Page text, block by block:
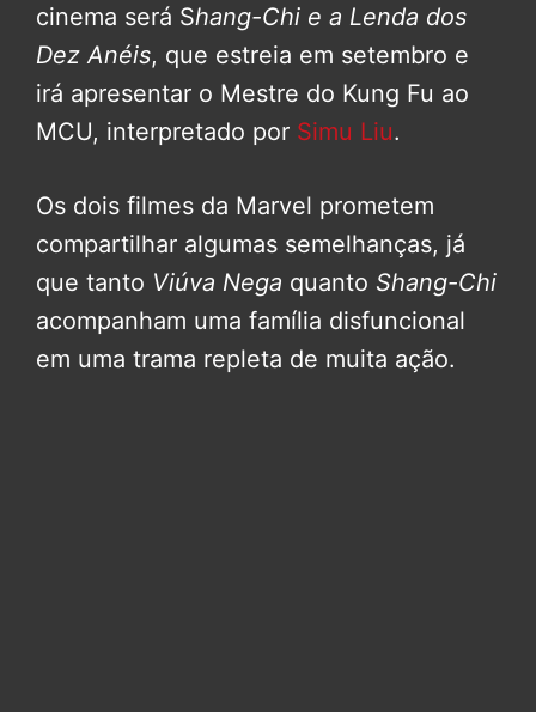
cinema será Shang-Chi e a Lenda dos
Dez Anéis, que estreia em setembro e
irá apresentar o Mestre do Kung Fu ao
MCU, interpretado por Simu Liu.
Os dois filmes da Marvel prometem
compartilhar algumas semelhanças, já
que tanto Viúva Nega quanto Shang-Chi
acompanham uma família disfuncional
em uma trama repleta de muita ação.